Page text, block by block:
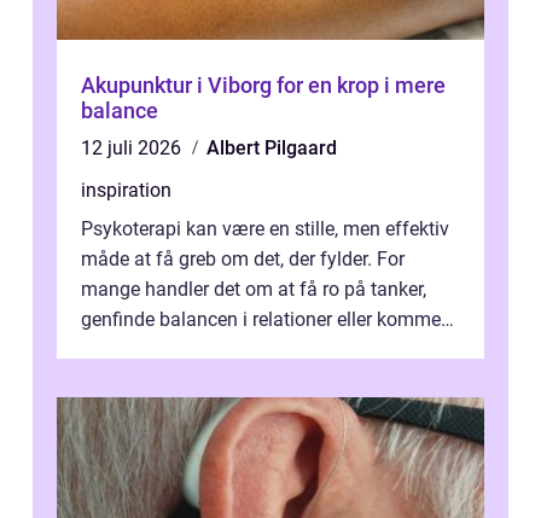
Akupunktur i Viborg for en krop i mere
balance
12 juli 2026
Albert Pilgaard
inspiration
Psykoterapi kan være en stille, men effektiv
måde at få greb om det, der fylder. For
mange handler det om at få ro på tanker,
genfinde balancen i relationer eller komme